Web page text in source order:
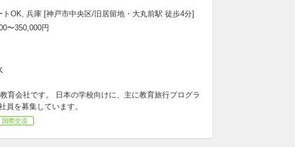
トOK, 兵庫 [神戸市中央区/旧居留地・大丸前駅 徒歩4分]
〜350,000円
育会社です。 日本の学校向けに、主に教育旅行プログラ
員を募集しています。
国際交流